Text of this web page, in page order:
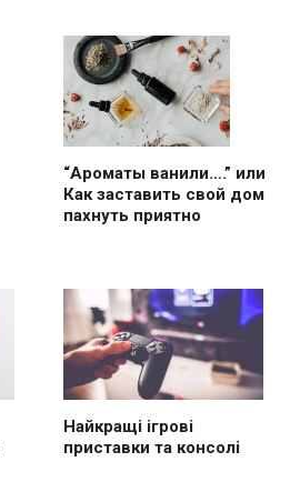
“Ароматы ванили….” или
Как заставить свой дом
пахнуть приятно
Найкращі ігрові
приставки та консолі